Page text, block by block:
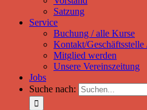
Satzung
Service
Buchung / alle Kurse
Kontakt/
Mitglied werden
Unsere Vereinszeitung
Jobs
Suche nach: